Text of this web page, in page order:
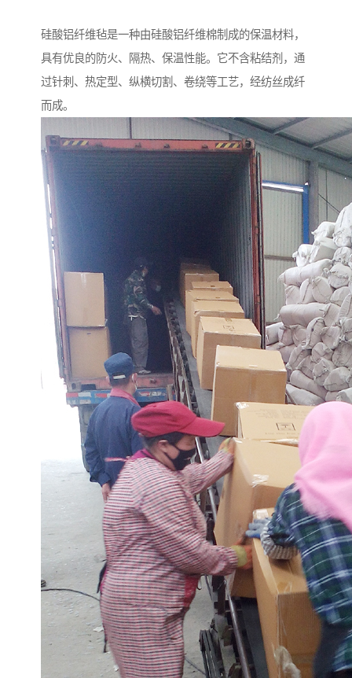
硅酸铝纤维毡是一种由硅酸铝纤维棉制成的保温材料，
具有优良的防火、隔热、保温性能。它不含粘结剂，通
过针刺、热定型、纵横切割、卷绕等工艺，经纺丝成纤
而成。